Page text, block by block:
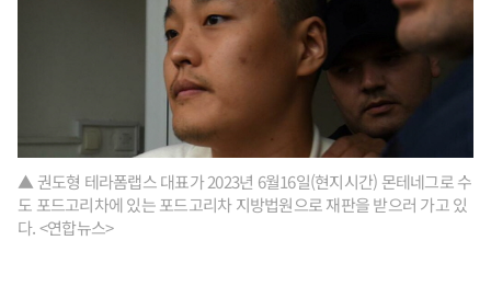
▲ 권도형 테라폼랩스 대표가 2023년 6월16일(현지시간) 몬테네그로 수
도 포드고리차에 있는 포드고리차 지방법원으로 재판을 받으러 가고 있
다. <연합뉴스>